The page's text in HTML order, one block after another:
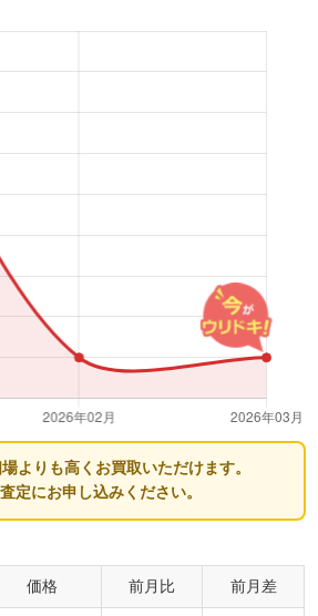
よりも高くお買取いただけます。
定にお申し込みください。
価格 前月比 前月差